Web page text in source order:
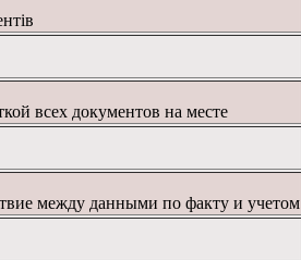
всех документов на месте
между данными по факту и учетом